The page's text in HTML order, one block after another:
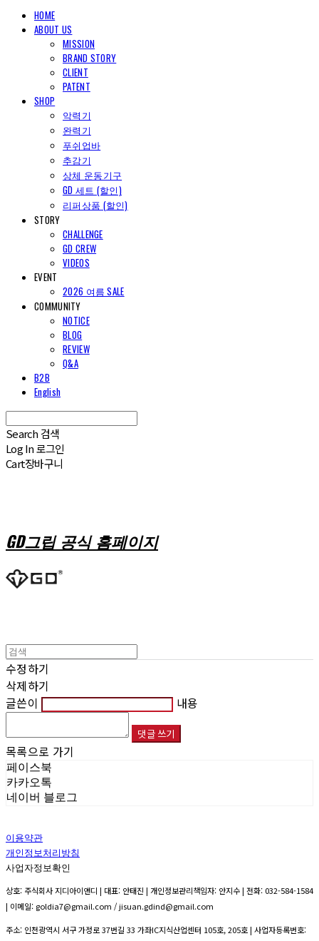
HOME
ABOUT US
MISSION
BRAND STORY
CLIENT
PATENT
SHOP
악력기
완력기
푸쉬업바
추감기
상체 운동기구
GD 세트 (할인)
리퍼상품 (할인)
STORY
CHALLENGE
GD CREW
VIDEOS
EVENT
2026 여름 SALE
COMMUNITY
NOTICE
BLOG
REVIEW
Q&A
B2B
English
Search 검색
Log In로그인
Cart장바구니
GD그립 공식 홈페이지
수정하기
삭제하기
글쓴이
내용
댓글 쓰기
목록으로 가기
페이스북
카카오톡
네이버 블로그
이용약관
개인정보처리방침
사업자정보확인
상호: 주식회사 지디아이앤디 | 대표: 안태진 | 개인정보관리책임자: 안지수 | 전화: 032-584-1584
| 이메일: goldia7@gmail.com / jisuan.gdind@gmail.com
주소: 인천광역시 서구 가정로 37번길 33 가좌IC지식산업센터 105호, 205호 | 사업자등록번호: